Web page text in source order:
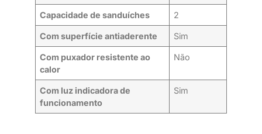
Capacidade de sanduíches 2
Com superfície antiaderente Sim
Com puxador resistente ao
calor
Não
Com luz indicadora de
funcionamento
Sim